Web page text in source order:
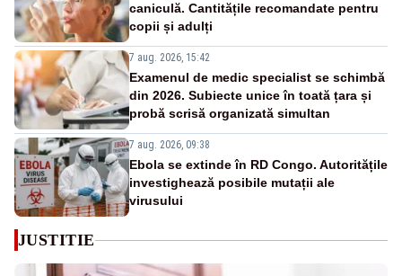
caniculă. Cantitățile recomandate pentru
copii și adulți
7 aug. 2026, 15:42
Examenul de medic specialist se schimbă
din 2026. Subiecte unice în toată țara și
probă scrisă organizată simultan
7 aug. 2026, 09:38
Ebola se extinde în RD Congo. Autoritățile
investighează posibile mutații ale
virusului
JUSTITIE